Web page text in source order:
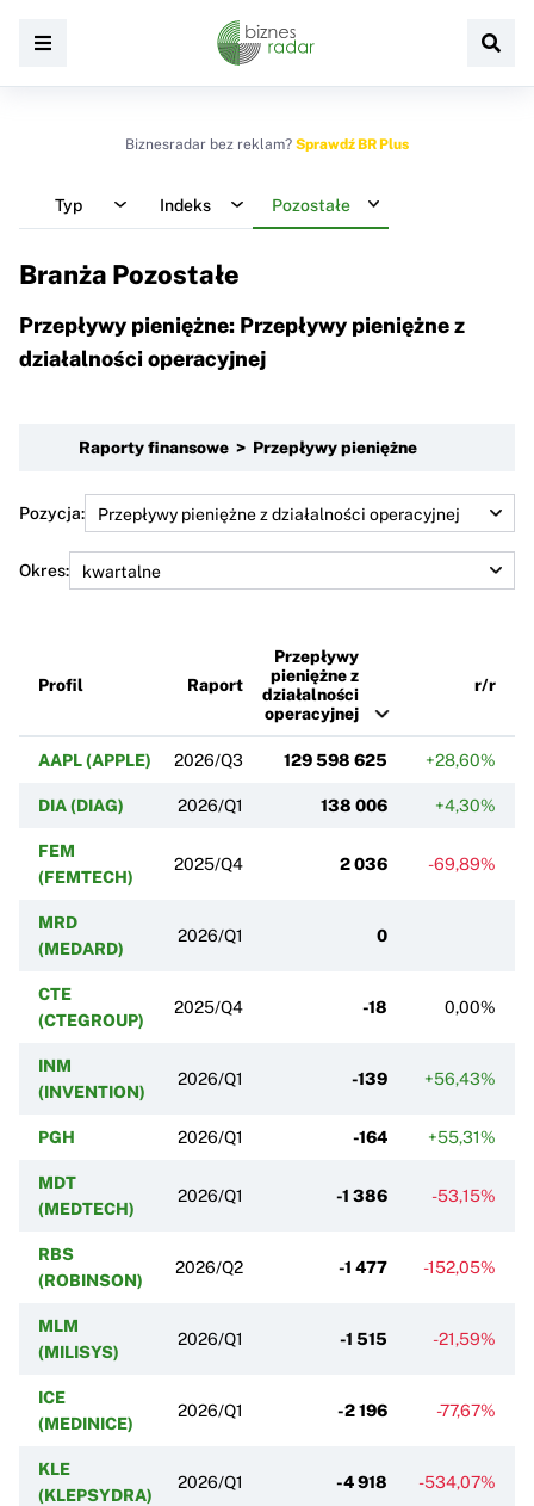
Biznesradar bez reklam? Sprawdź BR Plus
Typ Indeks Pozostałe
Branża Pozostałe
Przepływy pieniężne: Przepływy pieniężne z
działalności operacyjnej
Raporty finansowe > Przepływy pieniężne
Pozycja:
Okres:
Profil Raport
Przepływy
pieniężne z
działalności
operacyjnej
r/r
AAPL (APPLE) 2026/Q3 129 598 625 +28,60%
DIA (DIAG) 2026/Q1 138 006 +4,30%
FEM
(FEMTECH)
2025/Q4 2 036 -69,89%
MRD
(MEDARD)
2026/Q1 0
CTE
(CTEGROUP)
2025/Q4 -18 0,00%
INM
(INVENTION)
2026/Q1 -139 +56,43%
PGH 2026/Q1 -164 +55,31%
MDT
(MEDTECH)
2026/Q1 -1 386 -53,15%
RBS
(ROBINSON)
2026/Q2 -1 477 -152,05%
MLM
(MILISYS)
2026/Q1 -1 515 -21,59%
ICE
(MEDINICE)
2026/Q1 -2 196 -77,67%
KLE
(KLEPSYDRA)
2026/Q1 -4 918 -534,07%